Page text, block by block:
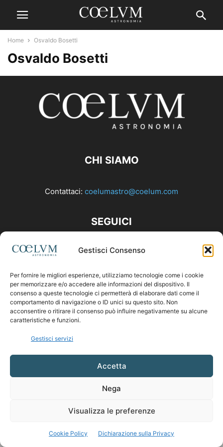
Gestisci Consenso
Per fornire le migliori esperienze, utilizziamo tecnologie come i cookie
per memorizzare e/o accedere alle informazioni del dispositivo. Il
consenso a queste tecnologie ci permetterà di elaborare dati come il
comportamento di navigazione o ID unici su questo sito. Non
acconsentire o ritirare il consenso può influire negativamente su alcune
caratteristiche e funzioni.
Gestisci servizi
Accetta
Nega
Visualizza le preferenze
Cookie Policy Dichiarazione sulla Privacy
Home Osvaldo Bosetti
Osvaldo Bosetti
CHI SIAMO
Contattaci: coelumastro@coelum.com
SEGUICI